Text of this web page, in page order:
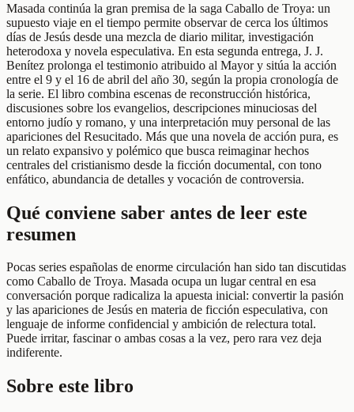
Masada continúa la gran premisa de la saga Caballo de Troya: un
supuesto viaje en el tiempo permite observar de cerca los últimos
días de Jesús desde una mezcla de diario militar, investigación
heterodoxa y novela especulativa. En esta segunda entrega, J. J.
Benítez prolonga el testimonio atribuido al Mayor y sitúa la acción
entre el 9 y el 16 de abril del año 30, según la propia cronología de
la serie. El libro combina escenas de reconstrucción histórica,
discusiones sobre los evangelios, descripciones minuciosas del
entorno judío y romano, y una interpretación muy personal de las
apariciones del Resucitado. Más que una novela de acción pura, es
un relato expansivo y polémico que busca reimaginar hechos
centrales del cristianismo desde la ficción documental, con tono
enfático, abundancia de detalles y vocación de controversia.
Qué conviene saber antes de leer este
resumen
Pocas series españolas de enorme circulación han sido tan discutidas
como Caballo de Troya. Masada ocupa un lugar central en esa
conversación porque radicaliza la apuesta inicial: convertir la pasión
y las apariciones de Jesús en materia de ficción especulativa, con
lenguaje de informe confidencial y ambición de relectura total.
Puede irritar, fascinar o ambas cosas a la vez, pero rara vez deja
indiferente.
Sobre este libro